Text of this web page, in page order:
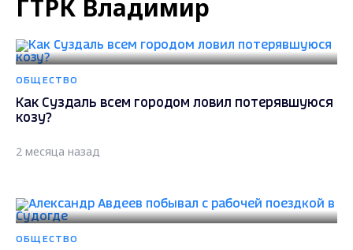
ГТРК Владимир
ОБЩЕСТВО
Как Суздаль всем городом ловил потерявшуюся
козу?
2 месяца назад
ОБЩЕСТВО